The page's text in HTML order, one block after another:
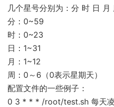
几个星号分别为：分 时 日 月
分：0~59
时：0~23
日：1~31
月：1~12
周：0～6（0表示星期天）
配置文件的一些例子：
0 3 * * * /root/test.sh 每天